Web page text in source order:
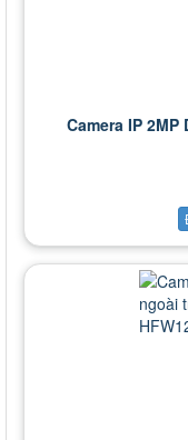
Camera IP 2MP